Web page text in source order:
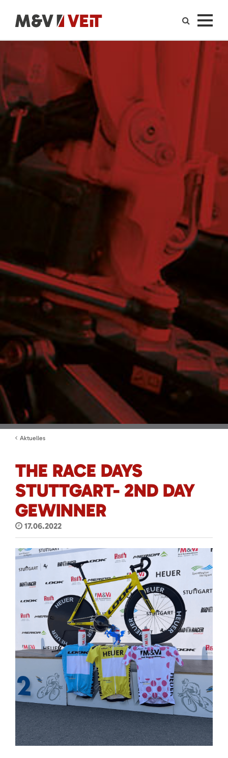
Aktuelles
THE RACE DAYS
STUTTGART- 2ND DAY
GEWINNER
17.06.2022